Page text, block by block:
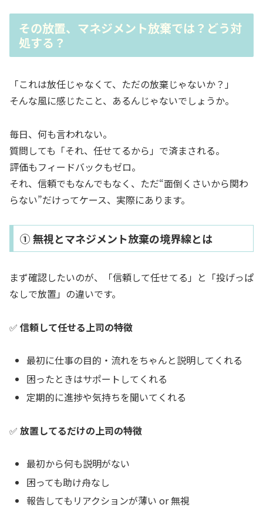
その放置、マネジメント放棄では？どう対
処する？
「これは放任じゃなくて、ただの放棄じゃないか？」
そんな風に感じたこと、あるんじゃないでしょうか。
毎日、何も言われない。
質問しても「それ、任せてるから」で済まされる。
評価もフィードバックもゼロ。
それ、信頼でもなんでもなく、ただ“面倒くさいから関わ
らない”だけってケース、実際にあります。
① 無視とマネジメント放棄の境界線とは
まず確認したいのが、「信頼して任せてる」と「投げっぱ
なしで放置」の違いです。
✅ 信頼して任せる上司の特徴
最初に仕事の目的・流れをちゃんと説明してくれる
困ったときはサポートしてくれる
定期的に進捗や気持ちを聞いてくれる
✅ 放置してるだけの上司の特徴
最初から何も説明がない
困っても助け舟なし
報告してもリアクションが薄い or 無視